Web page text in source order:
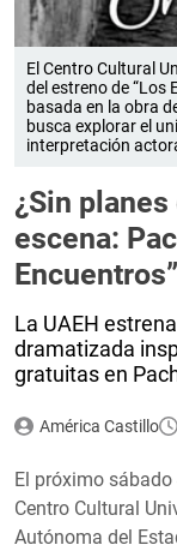
El Centro Cultural
del estreno de “Los
basada en la obra
busca explorar el
interpretación
¿Sin
escena:
La UAEH
dramatizada
gratuitas en
América Castillo
El próximo
Centro Cultural
Autónoma del